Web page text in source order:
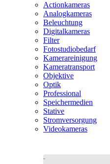
Actionkameras
Analogkameras
Beleuchtung
Digitalkameras
Filter
Fotostudiobedarf
Kamerareinigung
Kameratransport
Objektive
Optik
Professional
Speichermedien
Stative
Stromversorgung
Videokameras